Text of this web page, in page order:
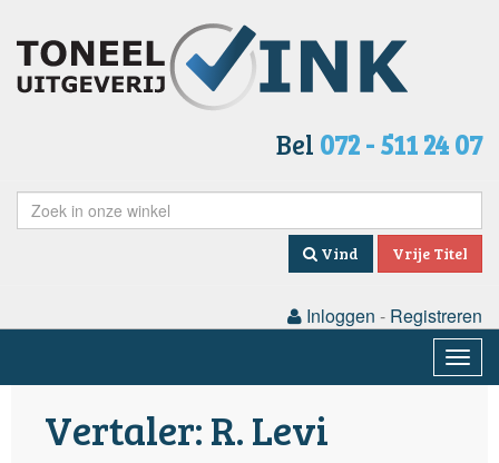
Bel 072 - 511 24 07
Vind Vrije Titel
Inloggen - Registreren
Vertaler: R. Levi